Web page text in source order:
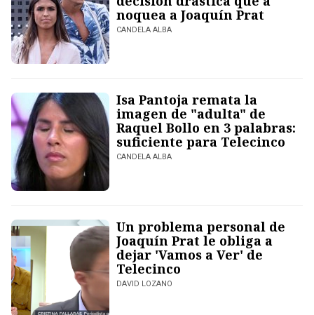
noquea a Joaquín Prat
CANDELA ALBA
Isa Pantoja remata la
imagen de "adulta" de
Raquel Bollo en 3 palabras:
suficiente para Telecinco
CANDELA ALBA
Un problema personal de
Joaquín Prat le obliga a
dejar 'Vamos a Ver' de
Telecinco
DAVID LOZANO